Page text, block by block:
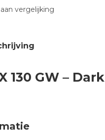
vergelijking
130 GW – Dark